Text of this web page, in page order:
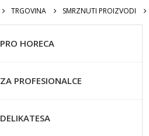
TRGOVINA SMRZNUTI PROIZVODI
PRO HORECA
ZA PROFESIONALCE
DELIKATESA